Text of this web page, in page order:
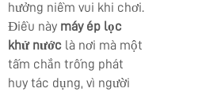
hưởng niềm vui khi chơi.
Điều này máy ép lọc
khử nước là nơi mà một
tấm chắn trống phát
huy tác dụng, vì người